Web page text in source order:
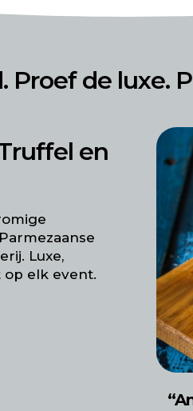
Proef de luxe.
en
Luxe,
elk event.